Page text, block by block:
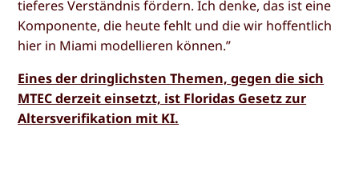
tieferes Verständnis fördern. Ich denke, das ist eine
Komponente, die heute fehlt und die wir hoffentlich
hier in Miami modellieren können.”
Eines der dringlichsten Themen, gegen die sich
MTEC derzeit einsetzt, ist Floridas Gesetz zur
Altersverifikation mit KI.